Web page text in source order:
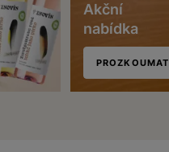
Akční
nabídka
PROZKOUMAT